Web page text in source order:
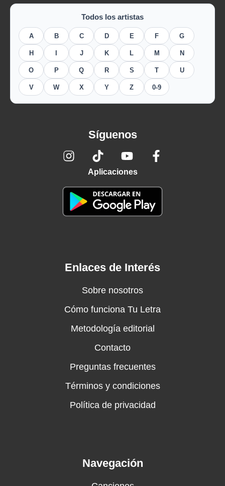
Todos los artistas
A B C D E F G
H J K L M N
O P Q R S T U
V W X Y Z 0-9
Síguenos
Aplicaciones
Enlaces de Interés
Sobre nosotros
Cómo funciona Tu Letra
Metodología editorial
Contacto
Preguntas frecuentes
Términos y condiciones
Política de privacidad
Navegación